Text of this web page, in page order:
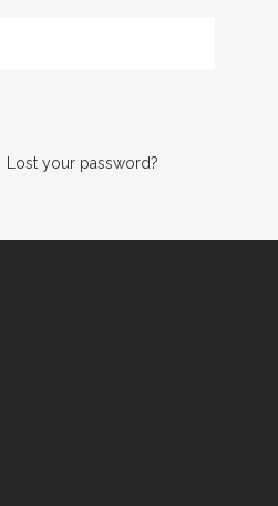
Lost your password?